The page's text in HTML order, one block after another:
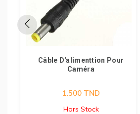
Câble D'alimenttion Pour
Caméra
1.500TND
Hors Stock